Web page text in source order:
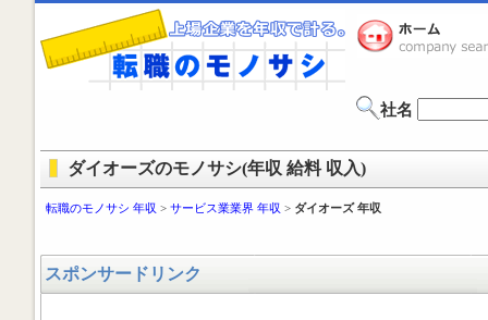
社名
ダイオーズのモノサシ(年収 給料 収入)
転職のモノサシ 年収 > サービス業業界 年収 > ダイオーズ 年収
スポンサードリンク